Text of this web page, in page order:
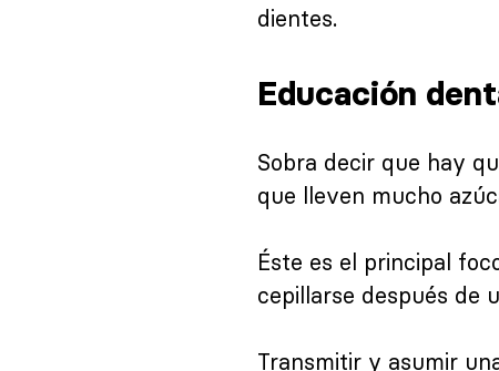
dientes.
Educación
Sobra decir que hay
que lleven mucho
Éste es el principal
cepillarse después de
Transmitir y asumir